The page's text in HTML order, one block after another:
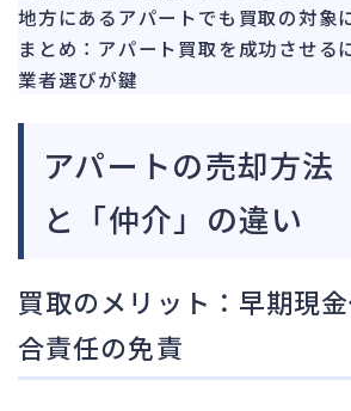
地方にあるアパートでも買取の対象
まとめ：アパート買取を成功させる
業者選びが鍵
アパートの売却方法
と「仲介」の違い
買取のメリット：早期現
合責任の免責